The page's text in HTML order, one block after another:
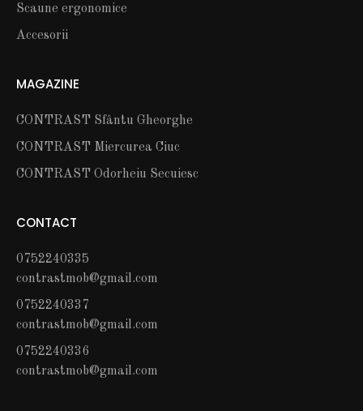
Scaune ergonomice
Accesorii
MAGAZINE
CONTRAST Sfântu Gheorghe
CONTRAST Miercurea Ciuc
CONTRAST Odorheiu Secuiesc
CONTACT
0752240335
contrastmob@gmail.com
0752240337
contrastmob@gmail.com
0752240336
contrastmob@gmail.com